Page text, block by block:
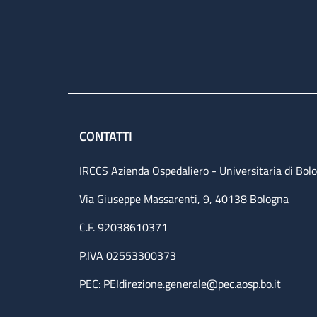
CONTATTI
IRCCS Azienda Ospedaliero - Universitaria di
Via Giuseppe Massarenti, 9, 40138 Bologna
C.F. 92038610371
P.IVA 02553300373
PEC: PEIdirezione.generale@pec.aosp.bo.it